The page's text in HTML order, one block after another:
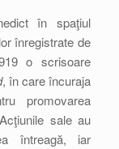
în spaţiul
înregistrate de
o scrisoare
, în care încuraja
promovarea
sale au
întreagă, iar